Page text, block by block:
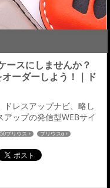
ースにしませんか？
ーダーしよう！｜ド
レスアップナビ、略し
ップの発信型WEBサイ
記事が掲載されました
皮革の姫路レザーを採
→続きはこちら←ドレナ
ら≫
50プリウス
プリウスα
5 ドレナビ